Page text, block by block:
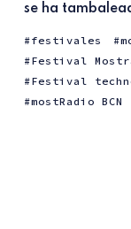
se ha
festivales
Festival
Festival
mostRadio BCN